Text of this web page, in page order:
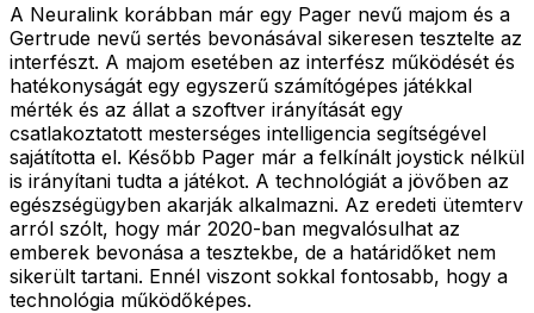
A Neuralink korábban már egy Pager nevű majom és a
Gertrude nevű sertés bevonásával sikeresen tesztelte az
interfészt. A majom esetében az interfész működését és
hatékonyságát egy egyszerű számítógépes játékkal
mérték és az állat a szoftver irányítását egy
csatlakoztatott mesterséges intelligencia segítségével
sajátította el. Később Pager már a felkínált joystick nélkül
is irányítani tudta a játékot. A technológiát a jövőben az
egészségügyben akarják alkalmazni. Az eredeti ütemterv
arról szólt, hogy már 2020-ban megvalósulhat az
emberek bevonása a tesztekbe, de a határidőket nem
sikerült tartani. Ennél viszont sokkal fontosabb, hogy a
technológia működőképes.